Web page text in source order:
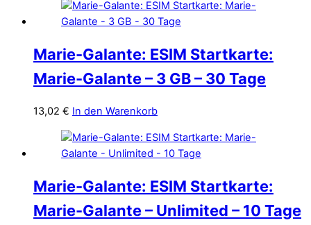
Marie-Galante: ESIM Startkarte:
Marie-Galante – 3 GB – 30 Tage
13,02 € In den Warenkorb
Marie-Galante: ESIM Startkarte:
Marie-Galante – Unlimited – 10 Tage